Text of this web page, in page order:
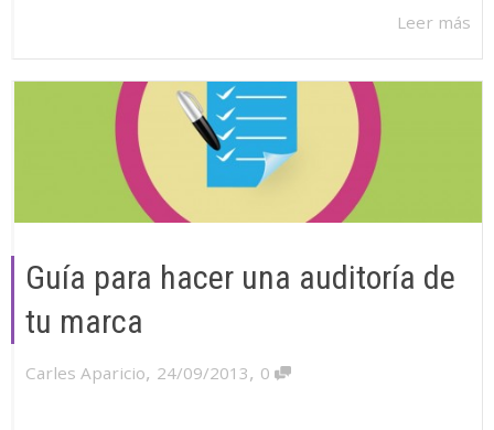
Leer más
Guía para hacer una auditoría de
tu marca
Carles Aparicio, 24/09/2013, 0